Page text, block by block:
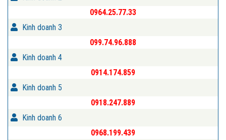
0964.25.77.33
Kinh doanh 3
099.74.96.888
Kinh doanh 4
0914.174.859
Kinh doanh 5
0918.247.889
Kinh doanh 6
0968.199.439